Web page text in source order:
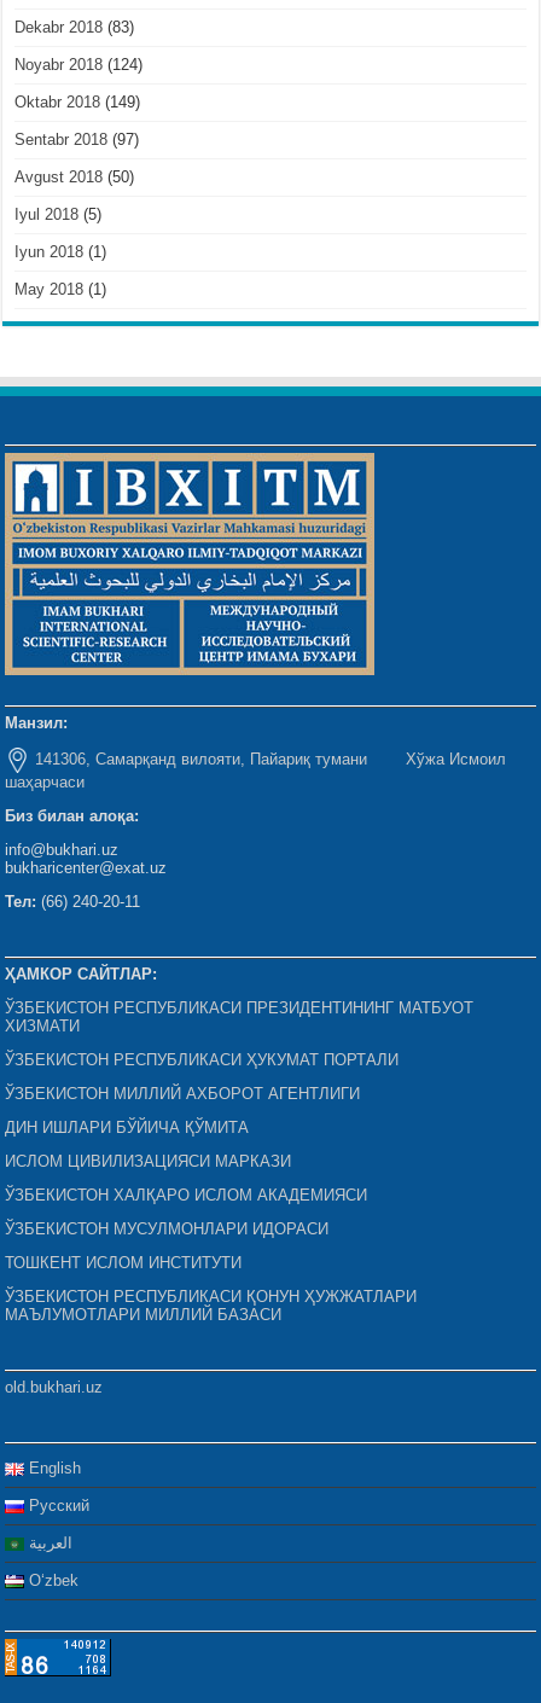
Dekabr 2018 (83)
Noyabr 2018 (124)
Oktabr 2018 (149)
Sentabr 2018 (97)
Avgust 2018 (50)
Iyul 2018 (5)
Iyun 2018 (1)
May 2018 (1)
Манзил:
141306, Самарқанд вилояти, Пайариқ тумани Хўжа Исмоил
шаҳарчаси
Биз билан алоқа:
info@bukhari.uz
bukharicenter@exat.uz
Тел: (66) 240-20-11
ҲАМКОР САЙТЛАР:
ЎЗБЕКИСТОН РЕСПУБЛИКАСИ ПРЕЗИДЕНТИНИНГ МАТБУОТ
ХИЗМАТИ
ЎЗБЕКИСТОН РЕСПУБЛИКАСИ ҲУКУМАТ ПОРТАЛИ
ЎЗБЕКИСТОН МИЛЛИЙ АХБОРОТ АГЕНТЛИГИ
ДИН ИШЛАРИ БЎЙИЧА ҚЎМИТА
ИСЛОМ ЦИВИЛИЗАЦИЯСИ МАРКАЗИ
ЎЗБЕКИСТОН ХАЛҚАРО ИСЛОМ АКАДЕМИЯСИ
ЎЗБЕКИСТОН МУСУЛМОНЛАРИ ИДОРАСИ
ТОШКЕНТ ИСЛОМ ИНСТИТУТИ
ЎЗБЕКИСТОН РЕСПУБЛИКАСИ ҚОНУН ҲУЖЖАТЛАРИ
МАЪЛУМОТЛАРИ МИЛЛИЙ БАЗАСИ
old.bukhari.uz
English
Русский
العربية
Oʻzbek